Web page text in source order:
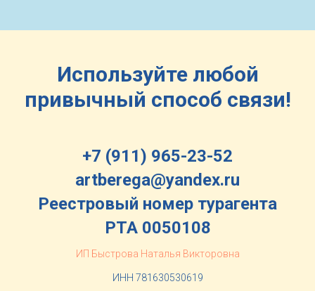
Используйте любой
привычный способ связи!
+7 (911) 965-23-52
artberega@yandex.ru
Реестровый номер турагента
РТА 0050108
ИП Быстрова Наталья Викторовна
ИНН 781630530619